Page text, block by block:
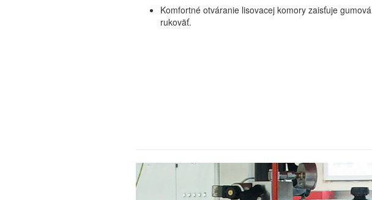
Komfortné otváranie lisovacej komory zaisťuje gumová
rukoväť.